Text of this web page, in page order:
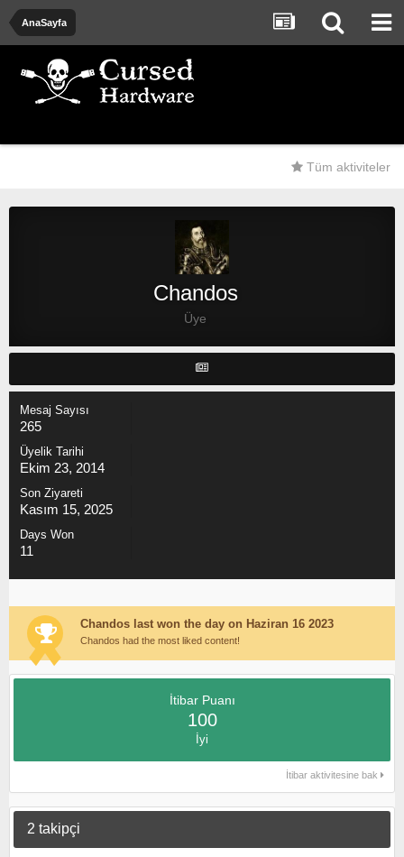
AnaSayfa
Tüm aktiviteler
Chandos
Üye
Mesaj Sayısı
265
Üyelik Tarihi
Ekim 23, 2014
Son Ziyareti
Kasım 15, 2025
Days Won
11
Chandos last won the day on Haziran 16 2023
Chandos had the most liked content!
İtibar Puanı
100
İyi
İtibar aktivitesine bak
2 takipçi